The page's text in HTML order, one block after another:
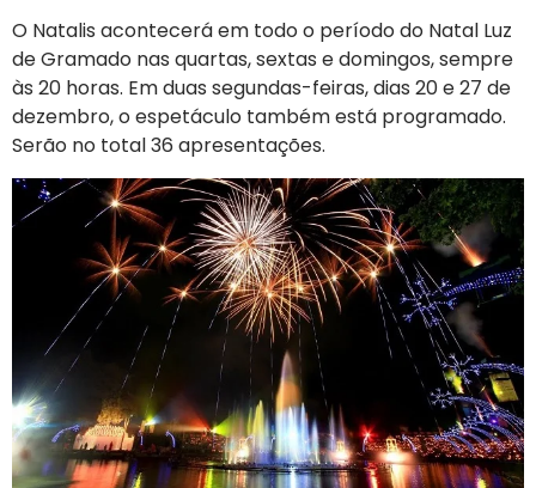
O Natalis acontecerá em todo o período do Natal Luz
de Gramado nas quartas, sextas e domingos, sempre
às 20 horas. Em duas segundas-feiras, dias 20 e 27 de
dezembro, o espetáculo também está programado.
Serão no total 36 apresentações.